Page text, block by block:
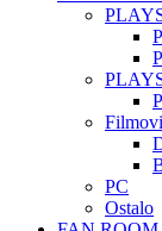
Filmovi
PC
Ostalo